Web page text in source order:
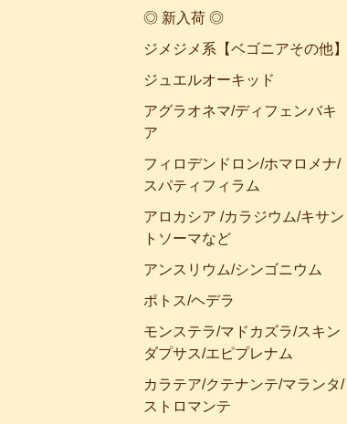
◎ 新入荷 ◎
ジメジメ系【ベゴニアその他】
ジュエルオーキッド
アグラオネマ/ディフェンバキ
ア
フィロデンドロン/ホマロメナ/
スパティフィラム
アロカシア /カラジウム/キサン
トソーマなど
アンスリウム/シンゴニウム
ポトス/ヘデラ
モンステラ/マドカズラ/スキン
ダプサス/エピプレナム
カラテア/クテナンテ/マランタ/
ストロマンテ